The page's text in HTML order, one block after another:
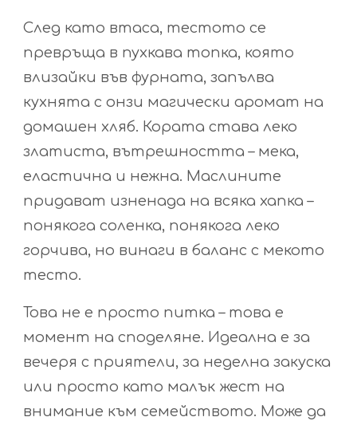
След като втаса, тестото се
превръща в пухкава топка, която
влизайки във фурната, запълва
кухнята с онзи магически аромат на
домашен хляб. Кората става леко
златиста, вътрешността – мека,
еластична и нежна. Маслините
придават изненада на всяка хапка –
понякога соленка, понякога леко
горчива, но винаги в баланс с мекото
тесто.
Това не е просто питка – това е
момент на споделяне. Идеална е за
вечеря с приятели, за неделна закуска
или просто като малък жест на
внимание към семейството. Може да